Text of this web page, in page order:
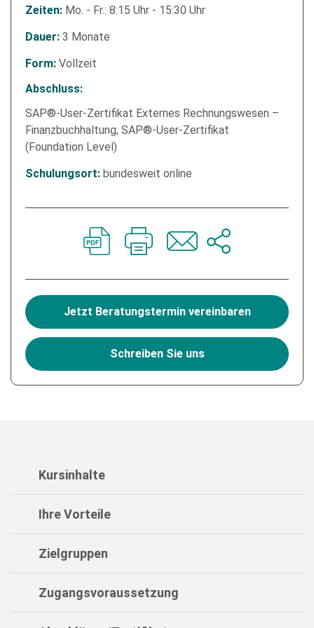
Zeiten: Mo. - Fr.: 8:15 Uhr - 15:30 Uhr
Dauer: 3 Monate
Form: Vollzeit
Abschluss:
SAP®-User-Zertifikat Externes Rechnungswesen –
Finanzbuchhaltung, SAP®-User-Zertifikat
(Foundation Level)
Schulungsort: bundesweit online
Jetzt Beratungstermin vereinbaren
Schreiben Sie uns
Kursinhalte
Ihre Vorteile
Zielgruppen
Zugangsvoraussetzung